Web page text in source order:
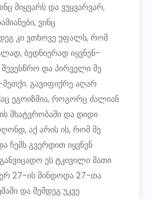
მიყვარს და ვუყვარვარ,
ვინც
კი ვთხოვე უფალს, რომ
ბედნიერად იყვნენ-
და პირველი მე
მეთქი. გავიფიქრე აღარ
ეგოიზმია, როგორც ძალიან
მხატვრობაში და დიდი
აქ არის ის, რომ მე
ჩემს გვერდით იყვნენ
ეს ტკივილი მათი
27-ის მინდოდა 27-თა
და შემდეგ უკვე